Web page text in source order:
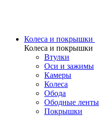
Колеса и покрышки
Колеса и покрышки
Втулки
Оси и зажимы
Камеры
Колeса
Обода
Ободные ленты
Покрышки